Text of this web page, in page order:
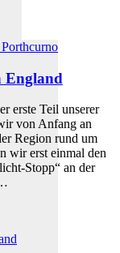
England
erste Teil unserer
von Anfang an
Region rund um
wir erst einmal den
Stopp“ an der